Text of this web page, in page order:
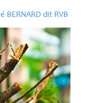
BERNARD dit RVB